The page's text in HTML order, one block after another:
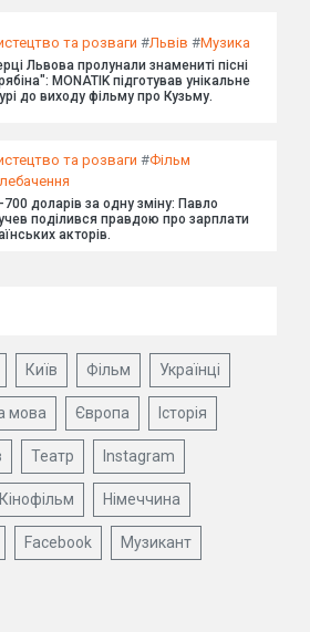
та розваги #Львів #Музика
Львова пролунали знамениті пісні
MONATIK підготував унікальне
до виходу фільму про Кузьму.
та розваги #Фільм
700 доларів за одну зміну: Павло
поділився правдою про зарплати
акторів.
Київ Фільм Українці
мова Європа Історія
Театр Instagram
Кінофільм Німеччина
Facebook Музикант